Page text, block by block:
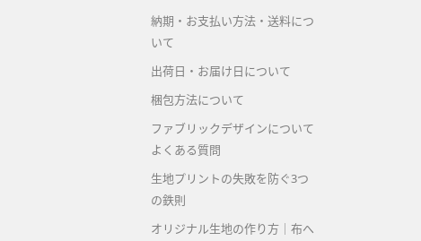
納期・お支払い方法・送料につ
いて
出荷日・お届け日について
梱包方法について
ファブリックデザインについて
よくある質問
生地プリントの失敗を防ぐ3つ
の鉄則
オリジナル生地の作り方｜布へ